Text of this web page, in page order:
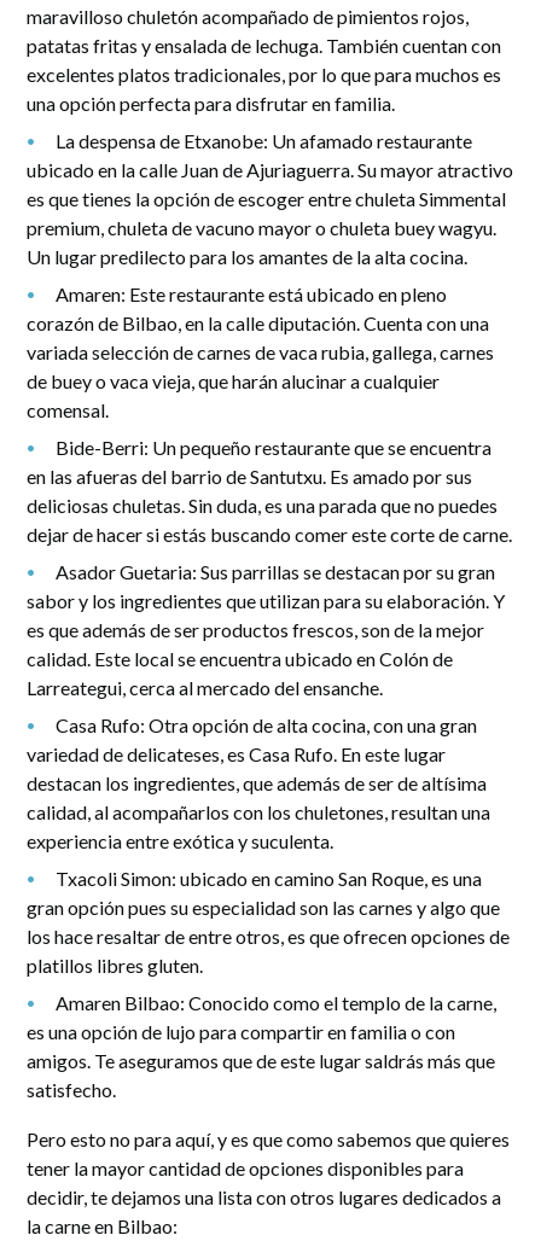
maravilloso chuletón acompañado de pimientos rojos,
patatas fritas y ensalada de lechuga. También cuentan con
excelentes platos tradicionales, por lo que para muchos es
una opción perfecta para disfrutar en familia.
La despensa de Etxanobe: Un afamado restaurante
ubicado en la calle Juan de Ajuriaguerra. Su mayor atractivo
es que tienes la opción de escoger entre chuleta Simmental
premium, chuleta de vacuno mayor o chuleta buey wagyu.
Un lugar predilecto para los amantes de la alta cocina.
Amaren: Este restaurante está ubicado en pleno
corazón de Bilbao, en la calle diputación. Cuenta con una
variada selección de carnes de vaca rubia, gallega, carnes
de buey o vaca vieja, que harán alucinar a cualquier
comensal.
Bide-Berri: Un pequeño restaurante que se encuentra
en las afueras del barrio de Santutxu. Es amado por sus
deliciosas chuletas. Sin duda, es una parada que no puedes
dejar de hacer si estás buscando comer este corte de carne.
Asador Guetaria: Sus parrillas se destacan por su gran
sabor y los ingredientes que utilizan para su elaboración. Y
es que además de ser productos frescos, son de la mejor
calidad. Este local se encuentra ubicado en Colón de
Larreategui, cerca al mercado del ensanche.
Casa Rufo: Otra opción de alta cocina, con una gran
variedad de delicateses, es Casa Rufo. En este lugar
destacan los ingredientes, que además de ser de altísima
calidad, al acompañarlos con los chuletones, resultan una
experiencia entre exótica y suculenta.
Txacoli Simon: ubicado en camino San Roque, es una
gran opción pues su especialidad son las carnes y algo que
los hace resaltar de entre otros, es que ofrecen opciones de
platillos libres gluten.
Amaren Bilbao: Conocido como el templo de la carne,
es una opción de lujo para compartir en familia o con
amigos. Te aseguramos que de este lugar saldrás más que
satisfecho.
Pero esto no para aquí, y es que como sabemos que quieres
tener la mayor cantidad de opciones disponibles para
decidir, te dejamos una lista con otros lugares dedicados a
la carne en Bilbao: